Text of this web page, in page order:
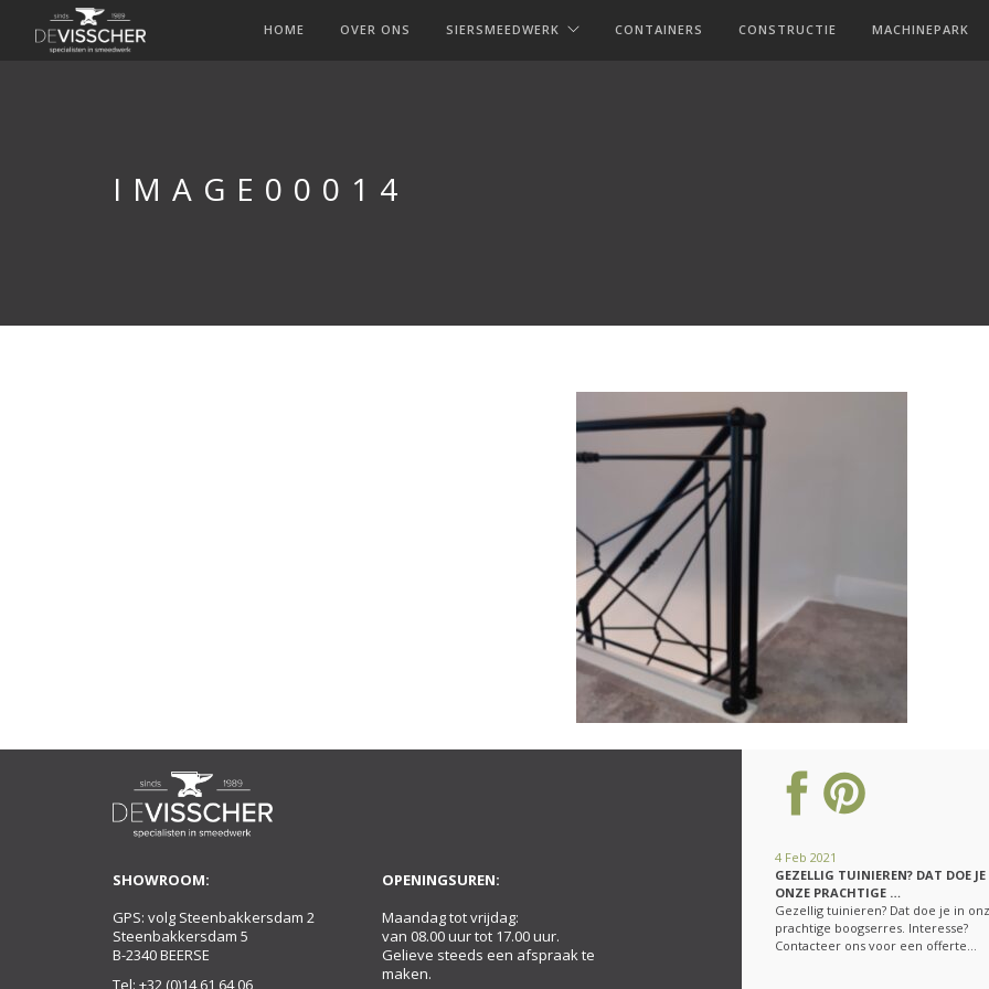
HOME OVER ONS SIERSMEEDWERK CONTAINERS CONSTRUCTIE MACHINEPARK
IMAGE00014
SHOWROOM:
GPS: volg Steenbakkersdam 2
Steenbakkersdam 5
B-2340 BEERSE
Tel: +32 (0)14 61 64 06
OPENINGSUREN:
Maandag tot vrijdag:
van 08.00 uur tot 17.00 uur.
Gelieve steeds een afspraak te
maken.
4 Feb 2021
GEZELLIG TUINIEREN? DAT DOE
ONZE PRACHTIGE …
Gezellig tuinieren? Dat doe je in
prachtige boogserres. Interesse?
Contacteer ons voor een offerte…